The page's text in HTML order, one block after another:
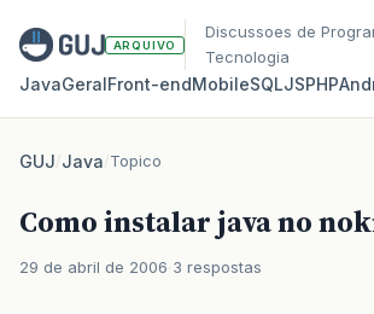
ARQUIVO
Discussoes de
Tecnologia
JavaGeralFront‑endMobileSQLJSPHP
GUJ/Java/Topico
Como instalar java no
29 de abril de 2006 3 respostas